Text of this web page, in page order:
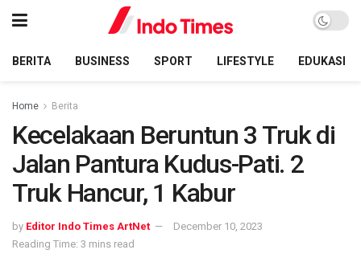
BERITA BUSINESS SPORT LIFESTYLE EDUKASI
Home Berita
Kecelakaan Beruntun 3 Truk di
Jalan Pantura Kudus-Pati. 2
Truk Hancur, 1 Kabur
by Editor Indo Times ArtNet
December 10, 2023
Reading Time: 3 mins read